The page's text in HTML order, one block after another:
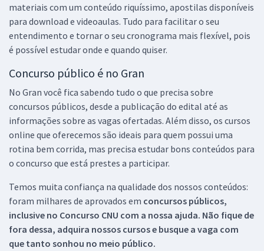
materiais com um conteúdo riquíssimo, apostilas disponíveis
para download e videoaulas. Tudo para facilitar o seu
entendimento e tornar o seu cronograma mais flexível, pois
é possível estudar onde e quando quiser.
Concurso público é no Gran
No Gran você fica sabendo tudo o que precisa sobre
concursos públicos, desde a publicação do edital até as
informações sobre as vagas ofertadas. Além disso, os cursos
online que oferecemos são ideais para quem possui uma
rotina bem corrida, mas precisa estudar bons conteúdos para
o concurso que está prestes a participar.
Temos muita confiança na qualidade dos nossos conteúdos:
foram milhares de aprovados em concursos públicos,
inclusive no Concurso CNU com a nossa ajuda. Não fique de
fora dessa, adquira nossos cursos e busque a vaga com
que tanto sonhou no meio público.